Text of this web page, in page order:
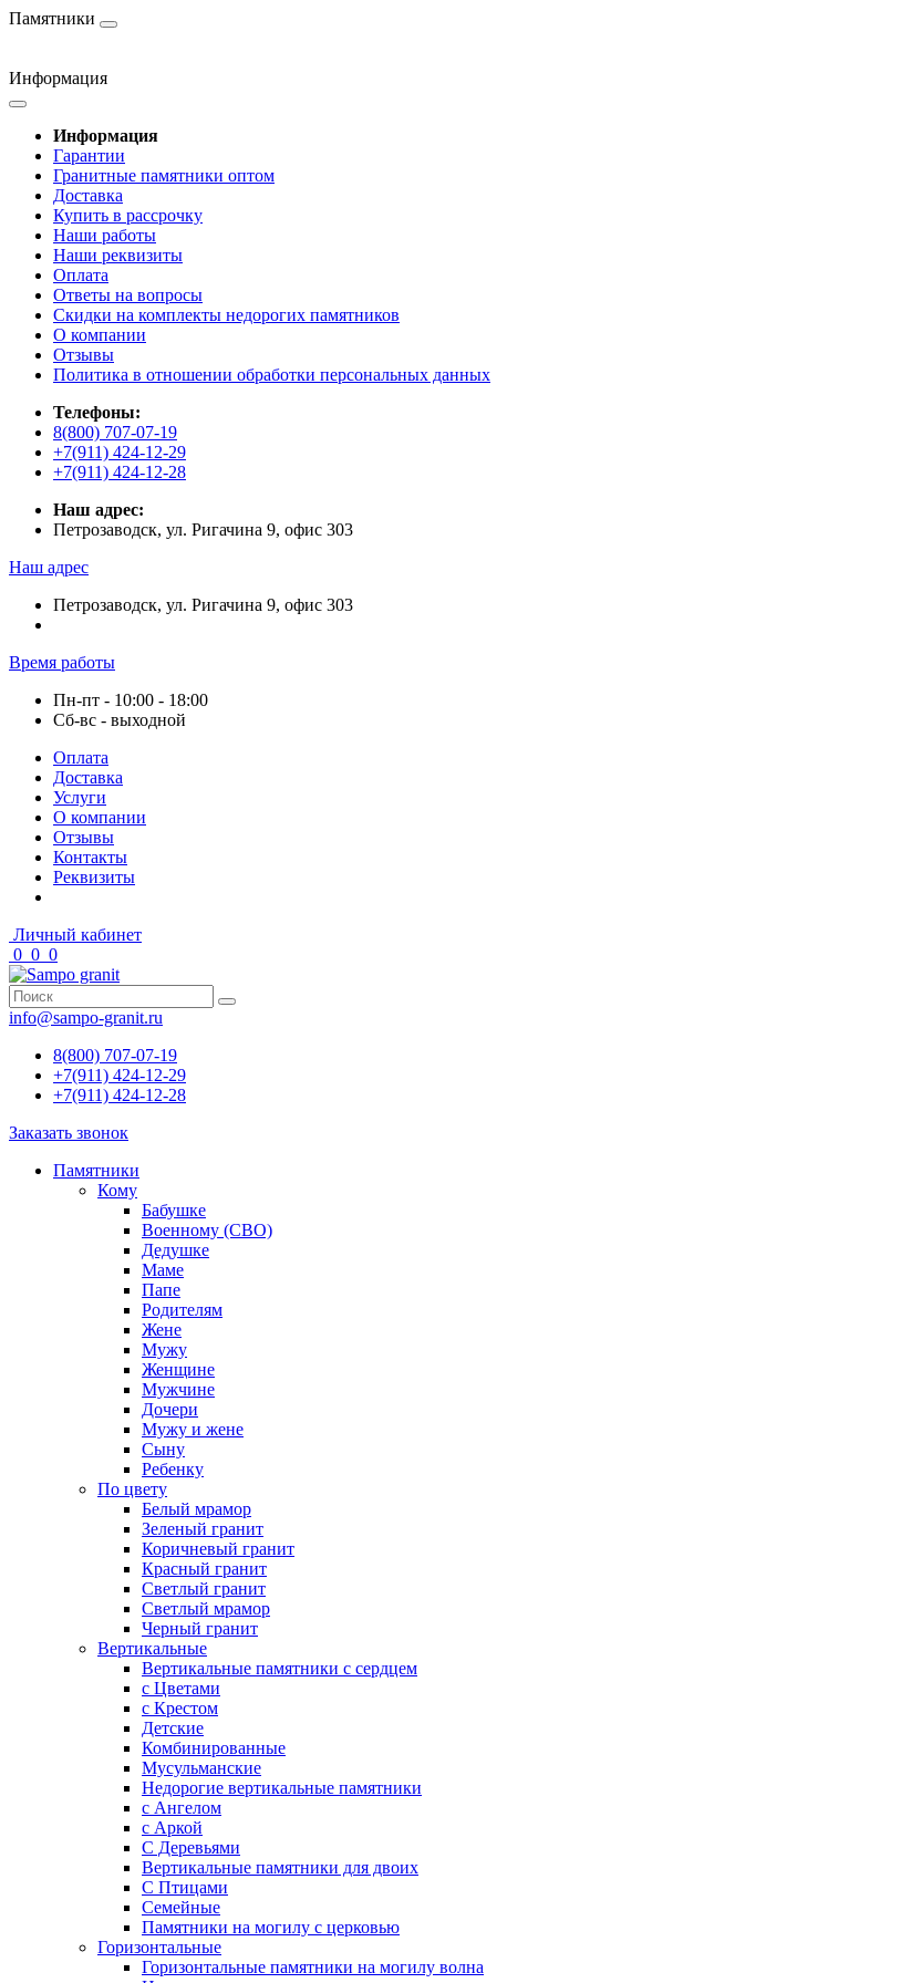
Памятники
Информация
Информация
Гарантии
Гранитные памятники оптом
Доставка
Купить в рассрочку
Наши работы
Наши реквизиты
Оплата
Ответы на вопросы
Скидки на комплекты недорогих памятников
О компании
Отзывы
Политика в отношении обработки персональных данных
Телефоны:
8(800) 707-07-19
+7(911) 424-12-29
+7(911) 424-12-28
Наш адрес:
Петрозаводск, ул. Ригачина 9, офис 303
Наш адрес
Петрозаводск, ул. Ригачина 9, офис 303
Время работы
Пн-пт - 10:00 - 18:00
Сб-вс - выходной
Оплата
Доставка
Услуги
О компании
Отзывы
Контакты
Реквизиты
Личный кабинет
0 0 0
info@sampo-granit.ru
8(800) 707-07-19
+7(911) 424-12-29
+7(911) 424-12-28
Заказать звонок
Памятники
Кому
Бабушке
Военному (СВО)
Дедушке
Маме
Папе
Родителям
Жене
Мужу
Женщине
Мужчине
Дочери
Мужу и жене
Сыну
Ребенку
По цвету
Белый мрамор
Зеленый гранит
Коричневый гранит
Красный гранит
Светлый гранит
Светлый мрамор
Черный гранит
Вертикальные
Вертикальные памятники с сердцем
с Цветами
c Крестом
Детские
Комбинированные
Мусульманские
Недорогие вертикальные памятники
с Ангелом
с Аркой
С Деревьями
Вертикальные памятники для двоих
С Птицами
Семейные
Памятники на могилу с церковью
Горизонтальные
Горизонтальные памятники на могилу волна